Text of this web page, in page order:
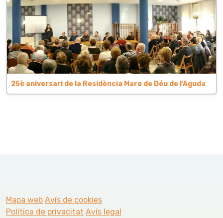
25è aniversari de la Residència Mare de Déu de l'Aguda
Mapa web Avís de cookies
Política de privacitat Avís legal